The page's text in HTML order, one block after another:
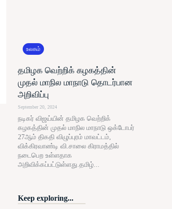
உலகம்
தமிழக வெற்றிக் கழகத்தின்
முதல் மாநில மாநாடு தொடர்பான
அறிவிப்பு
September 20, 2024
நடிகர் விஜய்யின் தமிழக வெற்றிக்
கழகத்தின் முதல் மாநில மாநாடு ஒக்டோபர்
27ஆம் திகதி விழுப்புரம் மாவட்டம்,
விக்கிரவாண்டி வி.சாலை கிராமத்தில்
நடைபெற உள்ளதாக
அறிவிக்கப்பட்டுள்ளது.தமிழ்...
Keep exploring...